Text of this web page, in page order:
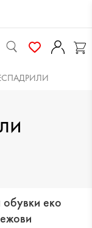
обувки еко